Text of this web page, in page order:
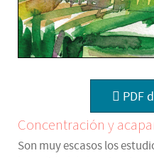
PDF
Concentración y
Son muy escasos los